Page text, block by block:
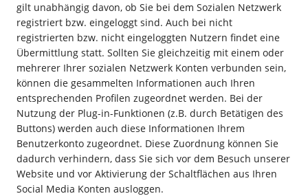
gilt unabhängig davon, ob Sie bei dem Sozialen Netzwerk
registriert bzw. eingeloggt sind. Auch bei nicht
registrierten bzw. nicht eingeloggten Nutzern findet eine
Übermittlung statt. Sollten Sie gleichzeitig mit einem oder
mehrerer Ihrer sozialen Netzwerk Konten verbunden sein,
können die gesammelten Informationen auch Ihren
entsprechenden Profilen zugeordnet werden. Bei der
Nutzung der Plug-in-Funktionen (z.B. durch Betätigen des
Buttons) werden auch diese Informationen Ihrem
Benutzerkonto zugeordnet. Diese Zuordnung können Sie
dadurch verhindern, dass Sie sich vor dem Besuch unserer
Website und vor Aktivierung der Schaltflächen aus Ihren
Social Media Konten ausloggen.